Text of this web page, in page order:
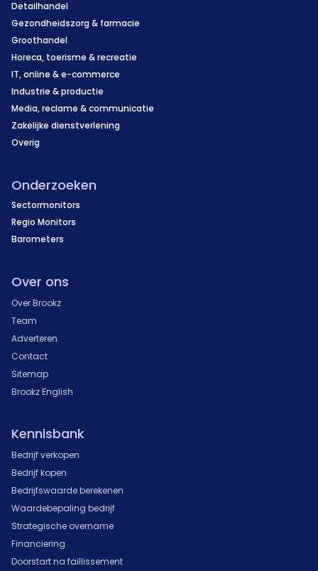
Detailhandel
Gezondheidszorg & farmacie
Groothandel
Horeca, toerisme & recreatie
IT, online & e-commerce
Industrie & productie
Media, reclame & communicatie
Zakelijke dienstverlening
Overig
Onderzoeken
Sectormonitors
Regio Monitors
Barometers
Over ons
Over Brookz
Team
Adverteren
Contact
Sitemap
Brookz English
Kennisbank
Bedrijf verkopen
Bedrijf kopen
Bedrijfswaarde berekenen
Waardebepaling bedrijf
Strategische overname
Financiering
Doorstart na faillissement